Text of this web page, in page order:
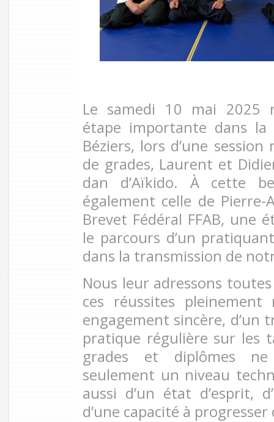
Le samedi 10 mai 2025
étape importante dans
Béziers, lors d’une session
de grades, Laurent et
dan d’Aïkido. À cette
également celle de
Brevet Fédéral FFAB, une
le parcours d’un
dans la transmission de
Nous leur adressons
ces réussites pleinement
engagement sincère, d’un
pratique régulière sur les
grades et diplômes ne
seulement un niveau
aussi d’un état d’esprit,
d’une capacité à